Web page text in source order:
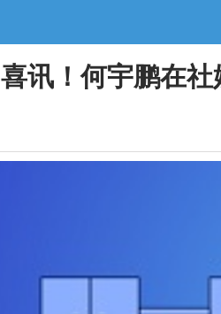
喜讯！何宇鹏在